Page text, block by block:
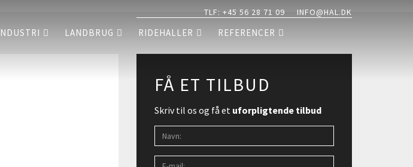
INFO@HAL.DK
TLF: +45 56 28 71 09
LANDBRUG RIDEHALLER REFERENCER
FÅ ET TILBUD
Skriv til os og få et uforpligtende tilbud